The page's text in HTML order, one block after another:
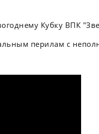
Кубку ВПК
перилам с